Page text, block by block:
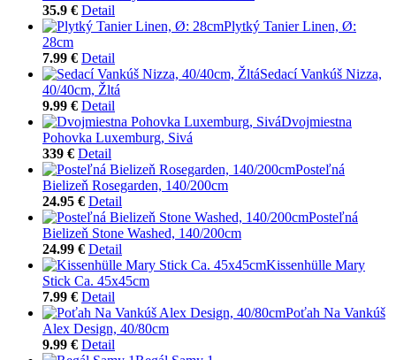
35.9 € Detail
Plytký Tanier Linen, Ø:
28cm
7.99 € Detail
Sedací Vankúš Nizza,
40/40cm, Žltá
9.99 € Detail
Dvojmiestna
Pohovka Luxemburg, Sivá
339 € Detail
Posteľná
Bielizeň Rosegarden, 140/200cm
24.95 € Detail
Posteľná
Bielizeň Stone Washed, 140/200cm
24.99 € Detail
Kissenhülle Mary
Stick Ca. 45x45cm
7.99 € Detail
Poťah Na Vankúš
Alex Design, 40/80cm
9.99 € Detail